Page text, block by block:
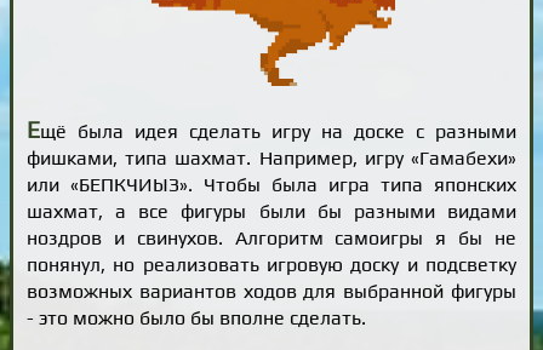
Ещё была идея сделать игру на доске с разными
фишками, типа шахмат. Например, игру «Гамабехи»
или «БЕПКЧИЫЗ». Чтобы была игра типа японских
шахмат, а все фигуры были бы разными видами
ноздров и свинухов. Алгоритм самоигры я бы не
понянул, но реализовать игровую доску и подсветку
возможных вариантов ходов для выбранной фигуры
- это можно было бы вполне сделать.